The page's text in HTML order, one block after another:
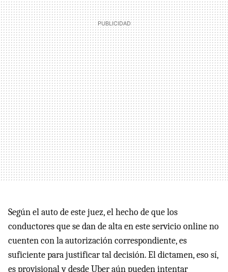
Según el auto de este juez, el hecho de que los
conductores que se dan de alta en este servicio online no
cuenten con la autorización correspondiente, es
suficiente para justificar tal decisión. El dictamen, eso sí,
es provisional y desde Uber aún pueden intentar